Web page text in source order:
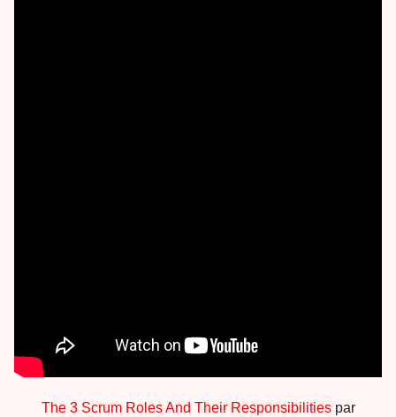
The 3 Scrum Roles And Their Responsibilitiespar